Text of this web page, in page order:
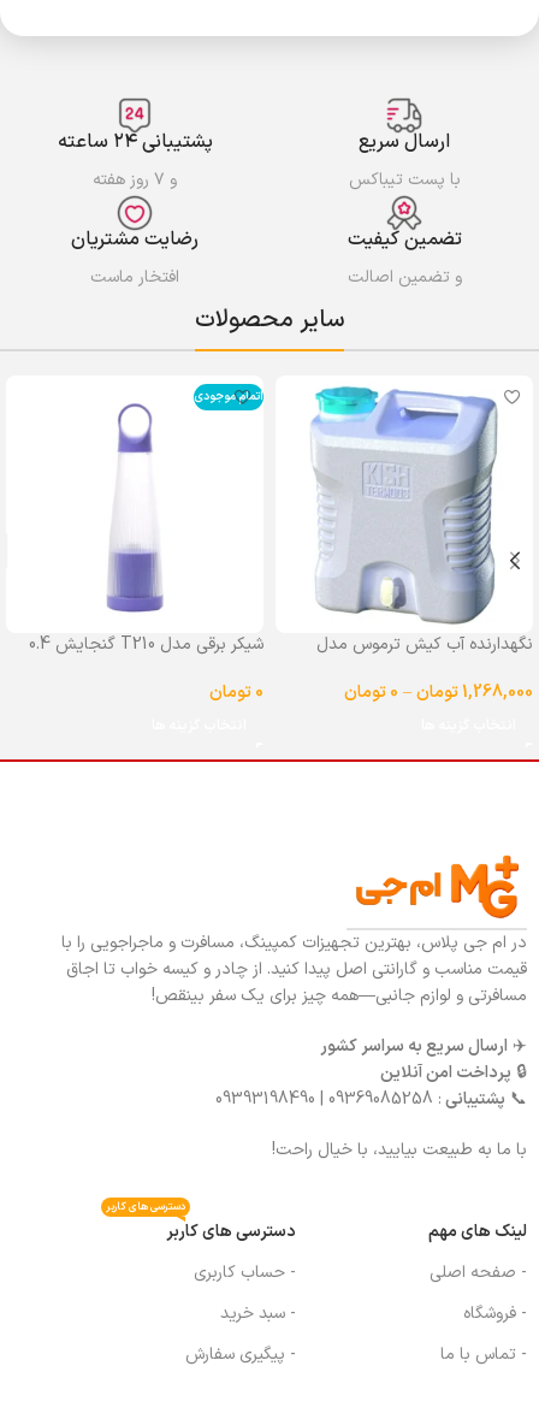
ارسال سریع
با پست تیباکس
پشتیبانی ۲۴ ساعته
و ۷ روز هفته
تضمین کیفیت
و تضمین اصالت
رضایت مشتریان
افتخار ماست
سایر محصولات
نگهدارنده آب کیش ترموس مدل
1,268,000تومان–
0تومان
اتمام موجودی
شیکر برقی مدل T210 گنجایش 0.4
0تومان
در ام جی پلاس، بهترین تجهیزات کمپینگ، مسافرت و ماجراجویی را با
قیمت مناسب و گارانتی اصل پیدا کنید. از چادر و کیسه خواب تا اجاق
مسافرتی و لوازم جانبی—همه چیز برای یک سفر بینقص!
✈️ ارسال سریع به سراسر کشور
🔒 پرداخت امن آنلاین
📞 پشتیبانی: 09369085258 | 09393198490
با ما به طبیعت بیایید، با خیال راحت!
لینک های مهم
- صفحه اصلی
- فروشگاه
- تماس با ما
دسترسی های کاربر
دسترسی های کاربر
- حساب کاربری
- سبد خرید
- پیگیری سفارش